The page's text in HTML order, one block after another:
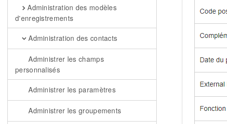
Administration des modèles
d'enregistrements
Administration des contacts
Administrer les champs
personnalisés
Administrer les paramètres
Administrer les groupements